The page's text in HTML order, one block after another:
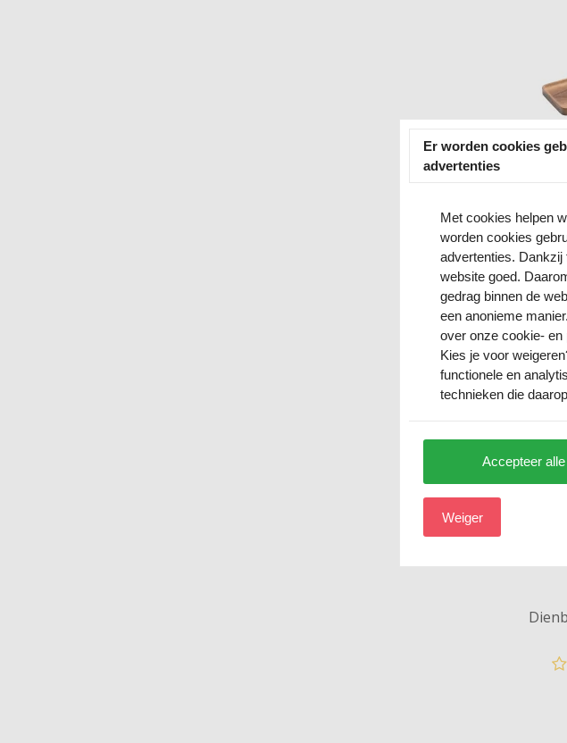
Er worden cookies
advertenties
Met cookies helpen
worden cookies
advertenties.
website goed.
gedrag binnen de
een anonieme
over onze cookie-
Kies je voorweigeren
functionele en
technieken die
Accepteer
Weiger